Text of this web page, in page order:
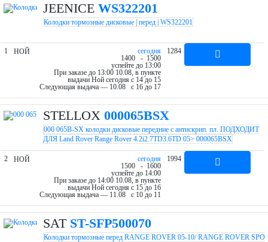
JEENICE WS322201
Колодки тормозные дисковые | перед | WS322201
1 НОЙ
cегодня
1400 - 1500
успейте до 13:00
При заказе до 13:00 10.08, в пункте
выдачи Ной cегодня c 14 до 15
Следующая выдача — 10.08 c 16 до 17
1284
STELLOX 000065BSX
000 065B-SX колодки дисковые передние с антискрип. пл. ПОДХОДИТ
ДЛЯ Land Rover Range Rover 4.2i2.7TD3.6TD 05> 000065BSX
2 НОЙ
cегодня
1500 - 1600
успейте до 14:00
При заказе до 14:00 10.08, в пункте
выдачи Ной cегодня c 15 до 16
Следующая выдача — 11.08 c 10 до 11
1994
SAT ST-SFP500070
Колодки тормозные перед RANGE ROVER 05-10/ RANGE ROVER SPO